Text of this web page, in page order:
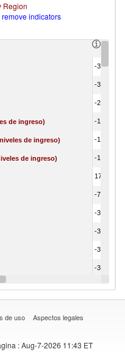
Region
indicators
-3,486,876.06
de ingreso)
de ingreso)
de ingreso)
-23,113.46
de uso Aspectos legales
: Aug-7-2026 11:43 ET